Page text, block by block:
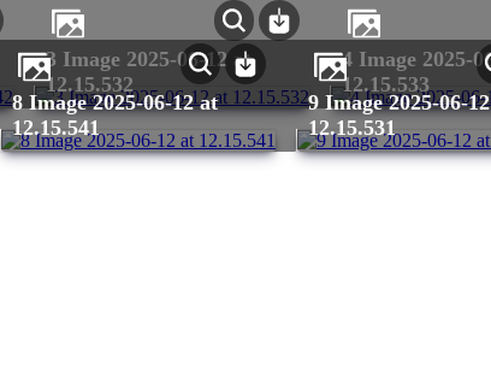
3 Image 2025-06-12 at
12.15.532
4 Image 2025-06-12 at
12.15.533
8 Image 2025-06-12 at
12.15.541
9 Image 2025-06-12 at
12.15.531